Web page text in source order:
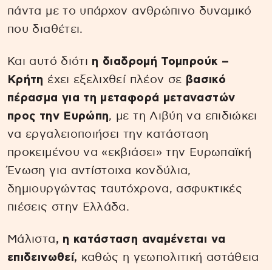
πάντα με το υπάρχον ανθρώπινο δυναμικό
που διαθέτει.
Και αυτό διότι η διαδρομή Τομπρούκ –
Κρήτη έχει εξελιχθεί πλέον σε βασικό
πέρασμα για τη μεταφορά μεταναστών
προς την Ευρώπη, με τη Λιβύη να επιδιώκει
να εργαλειοποιήσει την κατάσταση
προκειμένου να «εκβιάσει» την Ευρωπαϊκή
Ένωση για αντίστοιχα κονδύλια,
δημιουργώντας ταυτόχρονα, ασφυκτικές
πιέσεις στην Ελλάδα.
Μάλιστα, η κατάσταση αναμένεται να
επιδεινωθεί, καθώς η γεωπολιτική αστάθεια